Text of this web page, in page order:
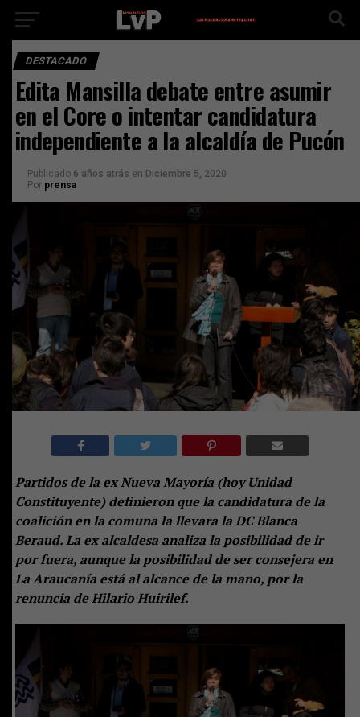
DESTACADO
Edita Mansilla debate entre asumir
en el Core o intentar candidatura
independiente a la alcaldía de Pucón
Publicado 6 años atrás en Diciembre 5, 2020
Por prensa
Partidos de la ex Nueva Mayoría (hoy Unidad
Constituyente) definieron que la candidatura de la
coalición en la comuna la llevara la DC Blanca
Beraud. La ex alcaldesa analiza la posibilidad de ir
por fuera, aunque la posibilidad de ser consejera en
La Araucanía está al alcance de la mano, por la
renuncia de Hilario Huirilef.